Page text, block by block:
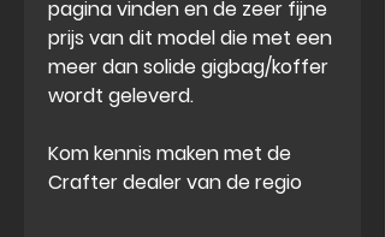
pagina vinden en de zeer fijne
prijs van dit model die met een
meer dan solide gigbag/koffer
wordt geleverd.
Kom kennis maken met de
Crafter dealer van de regio